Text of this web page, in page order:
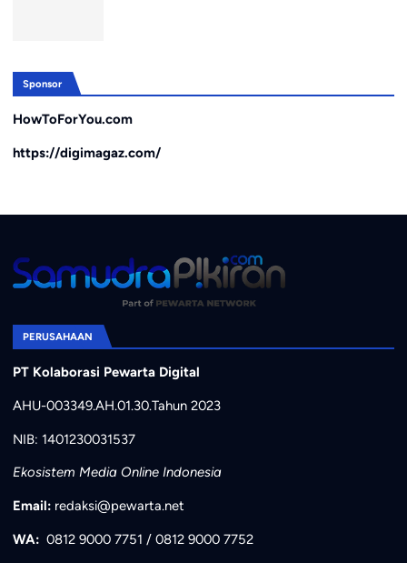
Sponsor
HowToForYou.com
https://digimagaz.com/
PERUSAHAAN
PT Kolaborasi Pewarta Digital
AHU-003349.AH.01.30.Tahun 2023
NIB: 1401230031537
Ekosistem Media Online Indonesia
Email: redaksi@pewarta.net
WA: 0812 9000 7751 / 0812 9000 7752